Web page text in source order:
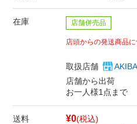
在庫 店舗併売品
店頭からの発送商品
取扱店舗
店舗から出荷
お一人様1点まで
送料 ¥0(税込)